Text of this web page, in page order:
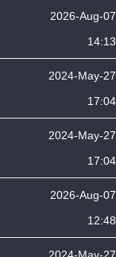
2026-Aug-07
14:13
2024-May-27
17:04
2024-May-27
17:04
2026-Aug-07
12:48